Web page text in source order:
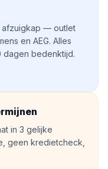
afzuigkap — outlet
en AEG. Alles
bedenktijd.
in 3 gelijke
geen kredietcheck,